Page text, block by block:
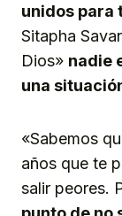
unidos para
Sitapha
Dios» nadie
una
«Sabemos
años que te
salir peores.